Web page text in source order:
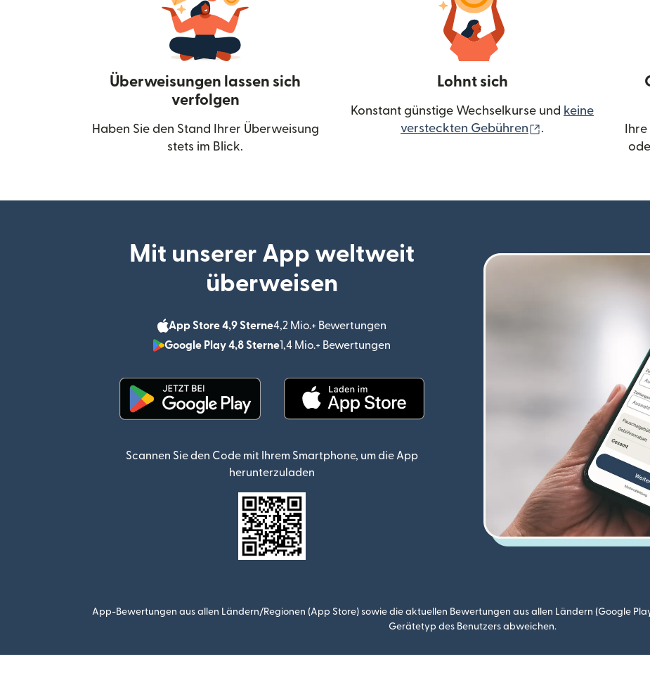
Überweisungen lassen sich
verfolgen
Haben Sie den Stand Ihrer Überweisung
stets im Blick.
Lohnt sich
Konstant günstige Wechselkurse und keine
versteckten Gebühren
(wird in einem
.
Mit unserer App weltweit
überweisen
App Store 4,9 Sterne4,2 Mio.+ Bewertungen
Google Play 4,8 Sterne1,4 Mio.+ Bewertungen
Scannen Sie den Code mit Ihrem Smartphone, um die App
herunterzuladen
App-Bewertungen aus allen Ländern/Regionen (App Store) sowie die aktuellen Bewertungen aus allen Ländern (Google
Gerätetyp des Benutzers abweichen.